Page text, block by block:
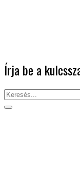
Írja be a